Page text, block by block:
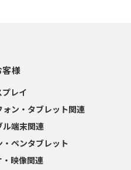
客様
レイ
ォン・タブレット関連
ル端末関連
・ペンタブレット
映像関連